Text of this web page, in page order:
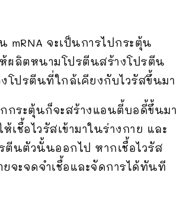
mRNA จะเป็นการไปกระตุ้น
ห้ผลิตหนามโปรตีนสร้างโปรตีน
โปรตีนที่ใกล้เคียงกับไวรัสขึ้นมา
กระตุ้นก็จะสร้างแอนตี้บอดี้ขึ้นมา
เชื้อไวรัสเข้ามาในร่างกาย และ
ตีนตัวนั้นออกไป หากเชื้อไวรัส
ยจะจดจำเชื้อและจัดการได้ทันที